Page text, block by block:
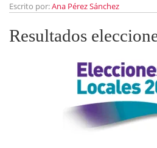
Escrito por:Ana Pérez Sánchez
Resultados